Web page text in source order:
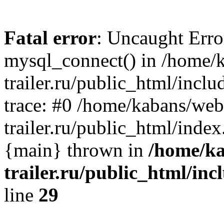
Fatal error: Uncaught
mysql_connect() in /home/
trailer.ru/public_html/
trace: #0 /home/kabans/
trailer.ru/public_html/
{main} thrown in /home/
trailer.ru/public_html/
line 29